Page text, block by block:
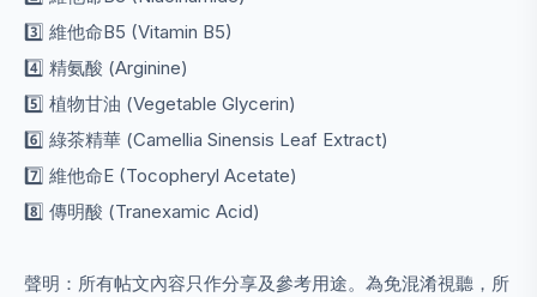
3️⃣ 維他命B5 (Vitamin B5)
4️⃣ 精氨酸 (Arginine)
5️⃣ 植物甘油 (Vegetable Glycerin)
6️⃣ 綠茶精華 (Camellia Sinensis Leaf Extract)
7️⃣ 維他命E (Tocopheryl Acetate)
8️⃣ 傳明酸 (Tranexamic Acid)
聲明：所有帖文內容只作分享及參考用途。為免混淆視聽，所